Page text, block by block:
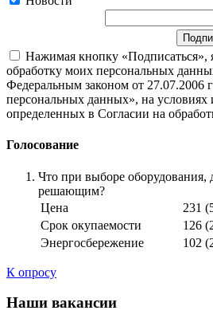
Нажимая кнопку «Подписаться»,
обработку моих персональных
Федеральным законом от
персональных данных», на условиях
определенных в Согласии на
Голосование
Что при выборе оборудования,
решающим?
Цена
231
Срок окупаемости
126
Энергосбережение
102
К опросу
Наши вакансии